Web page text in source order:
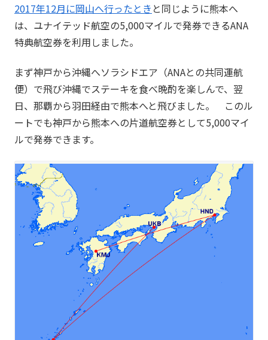
2017年12月に岡山へ行ったとき と同じように熊本へ
は、ユナイテッド航空の5,000マイルで発券できるANA
特典航空券を利用しました。
まず神戸から沖縄へソラシドエア（ANAとの共同運航
便）で飛び沖縄でステーキを食べ晩酌を楽しんで、翌
日、那覇から羽田経由で熊本へと飛びました。 このル
ートでも神戸から熊本への片道航空券として5,000マイ
ルで発券できます。